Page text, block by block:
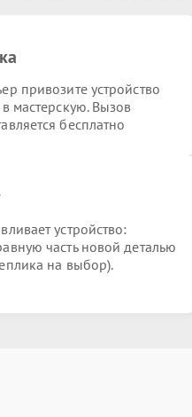
привозите устройство
мастерскую. Вызов
бесплатно
устройство:
часть новой деталью
на выбор).